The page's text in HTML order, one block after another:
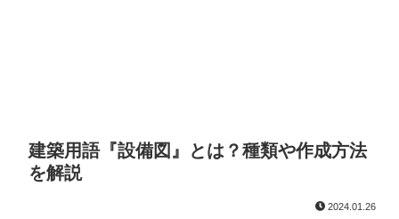
建築用語『設備図』とは？種類や作成方法
を解説
2024.01.26